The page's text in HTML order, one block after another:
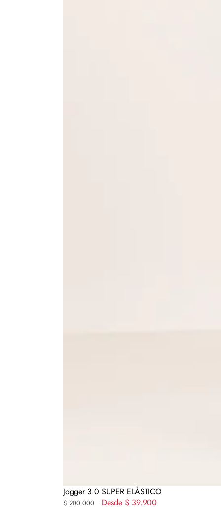
Jogger 3.0 SUPER ELÁSTICO
Precio
$ 200.000
Precio
Desde $ 39.900